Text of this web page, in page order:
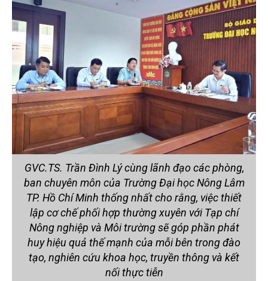
GVC.TS. Trần Đình Lý cùng lãnh đạo các phòng,
ban chuyên môn của Trường Đại học Nông Lâm
TP. Hồ Chí Minh thống nhất cho rằng, việc thiết
lập cơ chế phối hợp thường xuyên với Tạp chí
Nông nghiệp và Môi trường sẽ góp phần phát
huy hiệu quả thế mạnh của mỗi bên trong đào
tạo, nghiên cứu khoa học, truyền thông và kết
nối thực tiễn